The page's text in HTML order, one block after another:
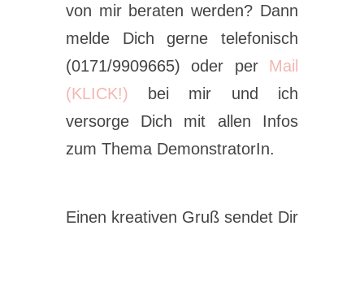
von mir beraten werden? Dann
melde Dich gerne telefonisch
(0171/9909665) oder per Mail
(KLICK!) bei mir und ich
versorge Dich mit allen Infos
zum Thema DemonstratorIn.
Einen kreativen Gruß sendet Dir